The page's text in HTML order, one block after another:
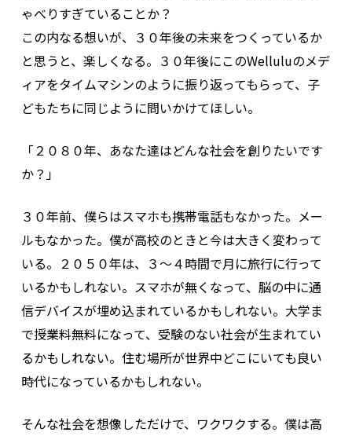
ゃべりすぎていることか？
この内なる想いが、３０年後の未来をつくっているか
と思うと、楽しくなる。３０年後にこのWelluluのメデ
ィアをタイムマシンのように振り返ってもらって、子
どもたちに同じように問いかけてほしい。
「２０８０年、あなた達はどんな社会を創りたいです
か？」
３０年前、僕らはスマホも携帯電話もなかった。メー
ルもなかった。僕が高校のときと今は大きく変わって
いる。２０５０年は、３～４時間で月に旅行に行って
いるかもしれない。スマホが無くなって、脳の中に通
信デバイスが埋め込まれているかもしれない。大学ま
で授業料無料になって、受験のない社会が生まれてい
るかもしれない。住む場所が世界中どこにいても良い
時代になっているかもしれない。
そんな社会を想像しただけで、ワクワクする。僕は高